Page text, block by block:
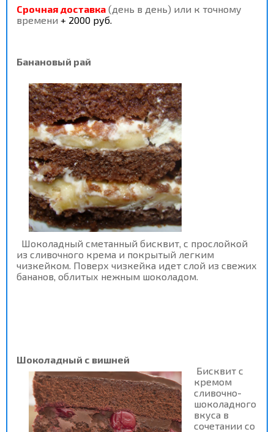
Срочная доставка (день в день) или к точному
времени + 2000 руб.
Банановый рай
Шоколадный сметанный бисквит, с прослойкой
из сливочного крема и покрытый легким
чизкейком. Поверх чизкейка идет слой из свежих
бананов, облитых нежным шоколадом.
Шоколадный с вишней
Бисквит с
кремом
сливочно-
шоколадного
вкуса в
сочетании со